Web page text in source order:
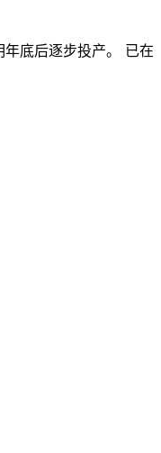
底后逐步投产。 已在